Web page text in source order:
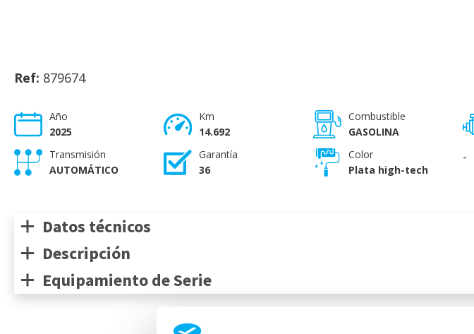
Ref: 879674
Año
2025
Km
14.692
Combustible
GASOLINA
Transmisión
AUTOMÁTICO
Garantía
36
Color
Plata high-tech
-
Datos técnicos
Descripción
Equipamiento de Serie